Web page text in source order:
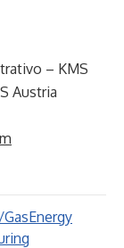
– KMS
Austria
Energy